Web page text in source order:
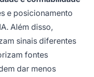
e posicionamento
Além disso,
sinais diferentes
fontes
dar menos